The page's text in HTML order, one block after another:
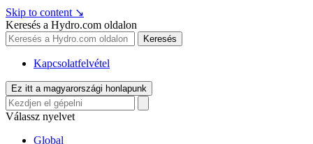
Skip to content ↘
Keresés a Hydro.com oldalon
Keresés
Kapcsolatfelvétel
Ez itt a magyarországi honlapunk
Válassz nyelvet
Global